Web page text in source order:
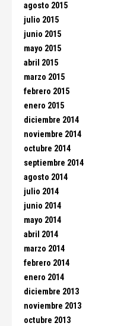
agosto 2015
julio 2015
junio 2015
mayo 2015
abril 2015
marzo 2015
febrero 2015
enero 2015
diciembre 2014
noviembre 2014
octubre 2014
septiembre 2014
agosto 2014
julio 2014
junio 2014
mayo 2014
abril 2014
marzo 2014
febrero 2014
enero 2014
diciembre 2013
noviembre 2013
octubre 2013